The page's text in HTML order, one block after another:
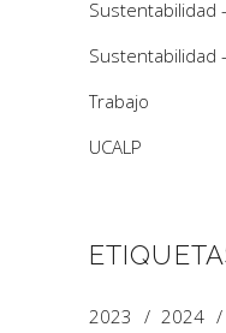
Sustentabilidad
Sustentabilidad
Trabajo
UCALP
2023 2024